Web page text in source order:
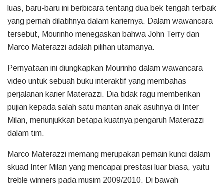
luas, baru-baru ini berbicara tentang dua bek tengah terbaik
yang pernah dilatihnya dalam kariernya. Dalam wawancara
tersebut, Mourinho menegaskan bahwa John Terry dan
Marco Materazzi adalah pilihan utamanya.
Pernyataan ini diungkapkan Mourinho dalam wawancara
video untuk sebuah buku interaktif yang membahas
perjalanan karier Materazzi. Dia tidak ragu memberikan
pujian kepada salah satu mantan anak asuhnya di Inter
Milan, menunjukkan betapa kuatnya pengaruh Materazzi
dalam tim.
Marco Materazzi memang merupakan pemain kunci dalam
skuad Inter Milan yang mencapai prestasi luar biasa, yaitu
treble winners pada musim 2009/2010. Di bawah